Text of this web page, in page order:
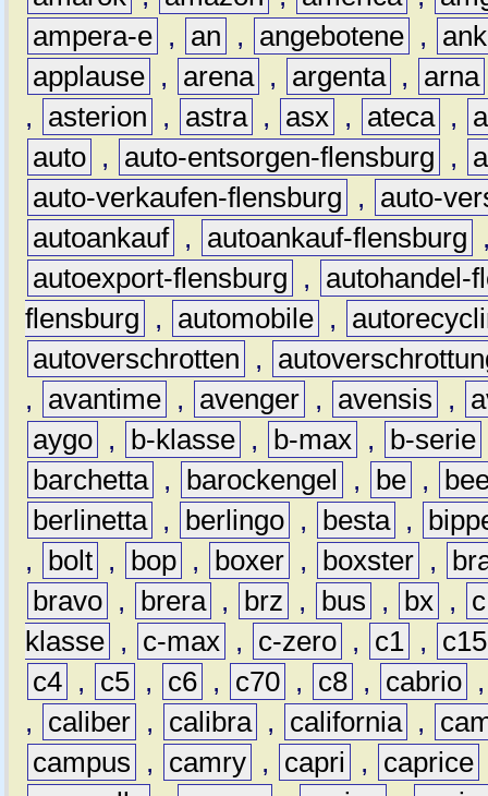
ampera-e , an , angebotene ,
applause , arena , argenta , arna
,
asterion , astra , asx , ateca ,
auto , auto-entsorgen-flensburg ,
auto-verkaufen-flensburg
,
auto-
autoankauf , autoankauf-flensburg
autoexport-flensburg
,
autohandel-
flensburg
, automobile ,
autoverschrotten
,
,
avantime , avenger , avensis ,
aygo , b-klasse , b-max , b-serie
barchetta , barockengel , be ,
berlinetta , berlingo , besta ,
,
bolt , bop , boxer , boxster ,
bravo , brera , brz , bus , bx ,
c
klasse , c-max , c-zero , c1 ,
c15
c4 , c5 , c6 , c70 , c8 , cabrio
,
caliber , calibra , california ,
campus
, camry , capri , caprice